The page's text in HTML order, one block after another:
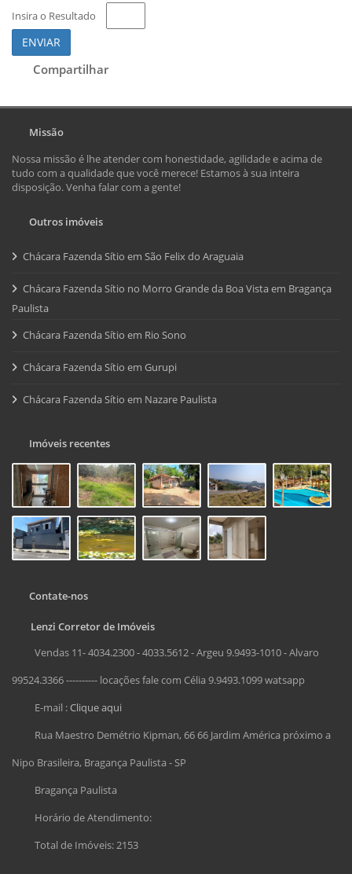
Insira o Resultado
ENVIAR
Compartilhar
Missão
Nossa missão é lhe atender com honestidade, agilidade e acima de
tudo com a qualidade que você merece! Estamos à sua inteira
disposição. Venha falar com a gente!
Outros imóveis
Chácara Fazenda Sítio em São Felix do Araguaia
Chácara Fazenda Sítio no Morro Grande da Boa Vista em Bragança
Paulista
Chácara Fazenda Sítio em Rio Sono
Chácara Fazenda Sítio em Gurupi
Chácara Fazenda Sítio em Nazare Paulista
Imóveis recentes
Contate-nos
Lenzi Corretor de Imóveis
Vendas 11- 4034.2300 - 4033.5612 - Argeu 9.9493-1010 - Alvaro
99524.3366 ---------- locações fale com Célia 9.9493.1099 watsapp
E-mail :Clique aqui
Rua Maestro Demétrio Kipman, 66 66 Jardim América próximo a
Nipo Brasileira, Bragança Paulista - SP
Bragança Paulista
Horário de Atendimento:
Total de Imóveis: 2153